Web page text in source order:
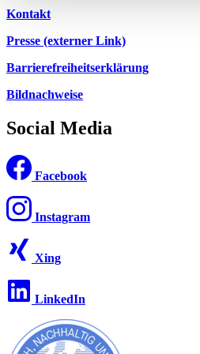
Kontakt
Presse (externer Link)
Barrierefreiheitserklärung
Bildnachweise
Social Media
Facebook
Instagram
Xing
LinkedIn